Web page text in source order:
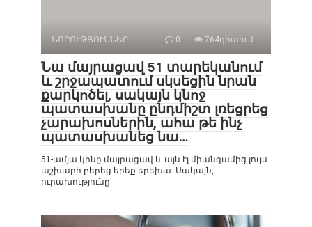
ՆՈՐՈՒԹՅՈՒՆՆԵՐ 0 764դիտում
Նա մայրացավ 51 տարեկանում
և շրջապատում սկսեցին նրան
քարկոծել, սակայն կնոջ
պատասխանը ընդմիշտ լռեցրեց
չարախոսներին, ահա թե ինչ
պատասխանեց նա…
51-ամյա կինը մայրացավ և այն էլ միանգամից լույս
աշխարհ բերեց երեք երեխա: Սակայն,
ուրախությունը